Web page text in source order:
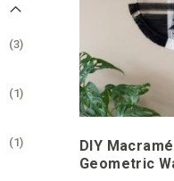
3articles
1article
1article
DIY
Geometric